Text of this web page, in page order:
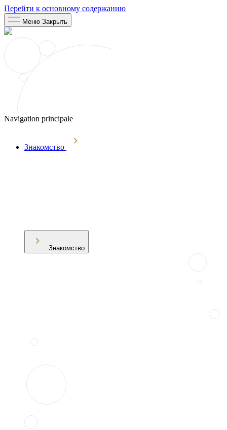
Перейти к основному содержанию
Меню Закрыть
Navigation principale
Знакомство
Знакомство